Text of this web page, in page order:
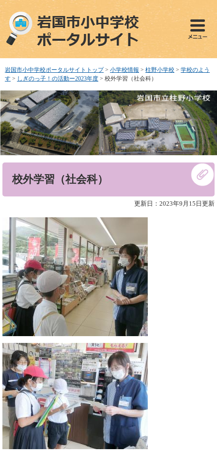
ペ
で
す
メ
ば
し
本
文
へ
岩国市小中学校ポータルサイトトップ > 小学校情報 > 柱野小学校 > 学校のよう
す > しぎのっ子！の活動ー2023年度 > 校外学習（社会科）
校外学習（社会科）
更新日：2023年9月15日更新